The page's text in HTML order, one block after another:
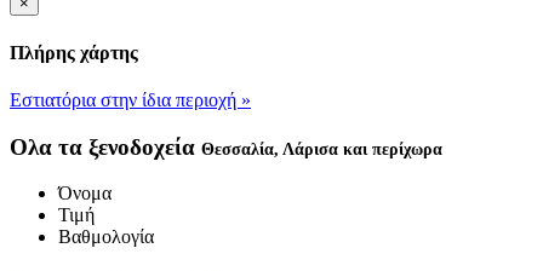
Πλήρης χάρτης
Εστιατόρια στην ίδια περιοχή »
Ολα τα ξενοδοχεία Θεσσαλία, Λάρισα και περίχωρα
Όνομα
Τιμή
Βαθμολογία